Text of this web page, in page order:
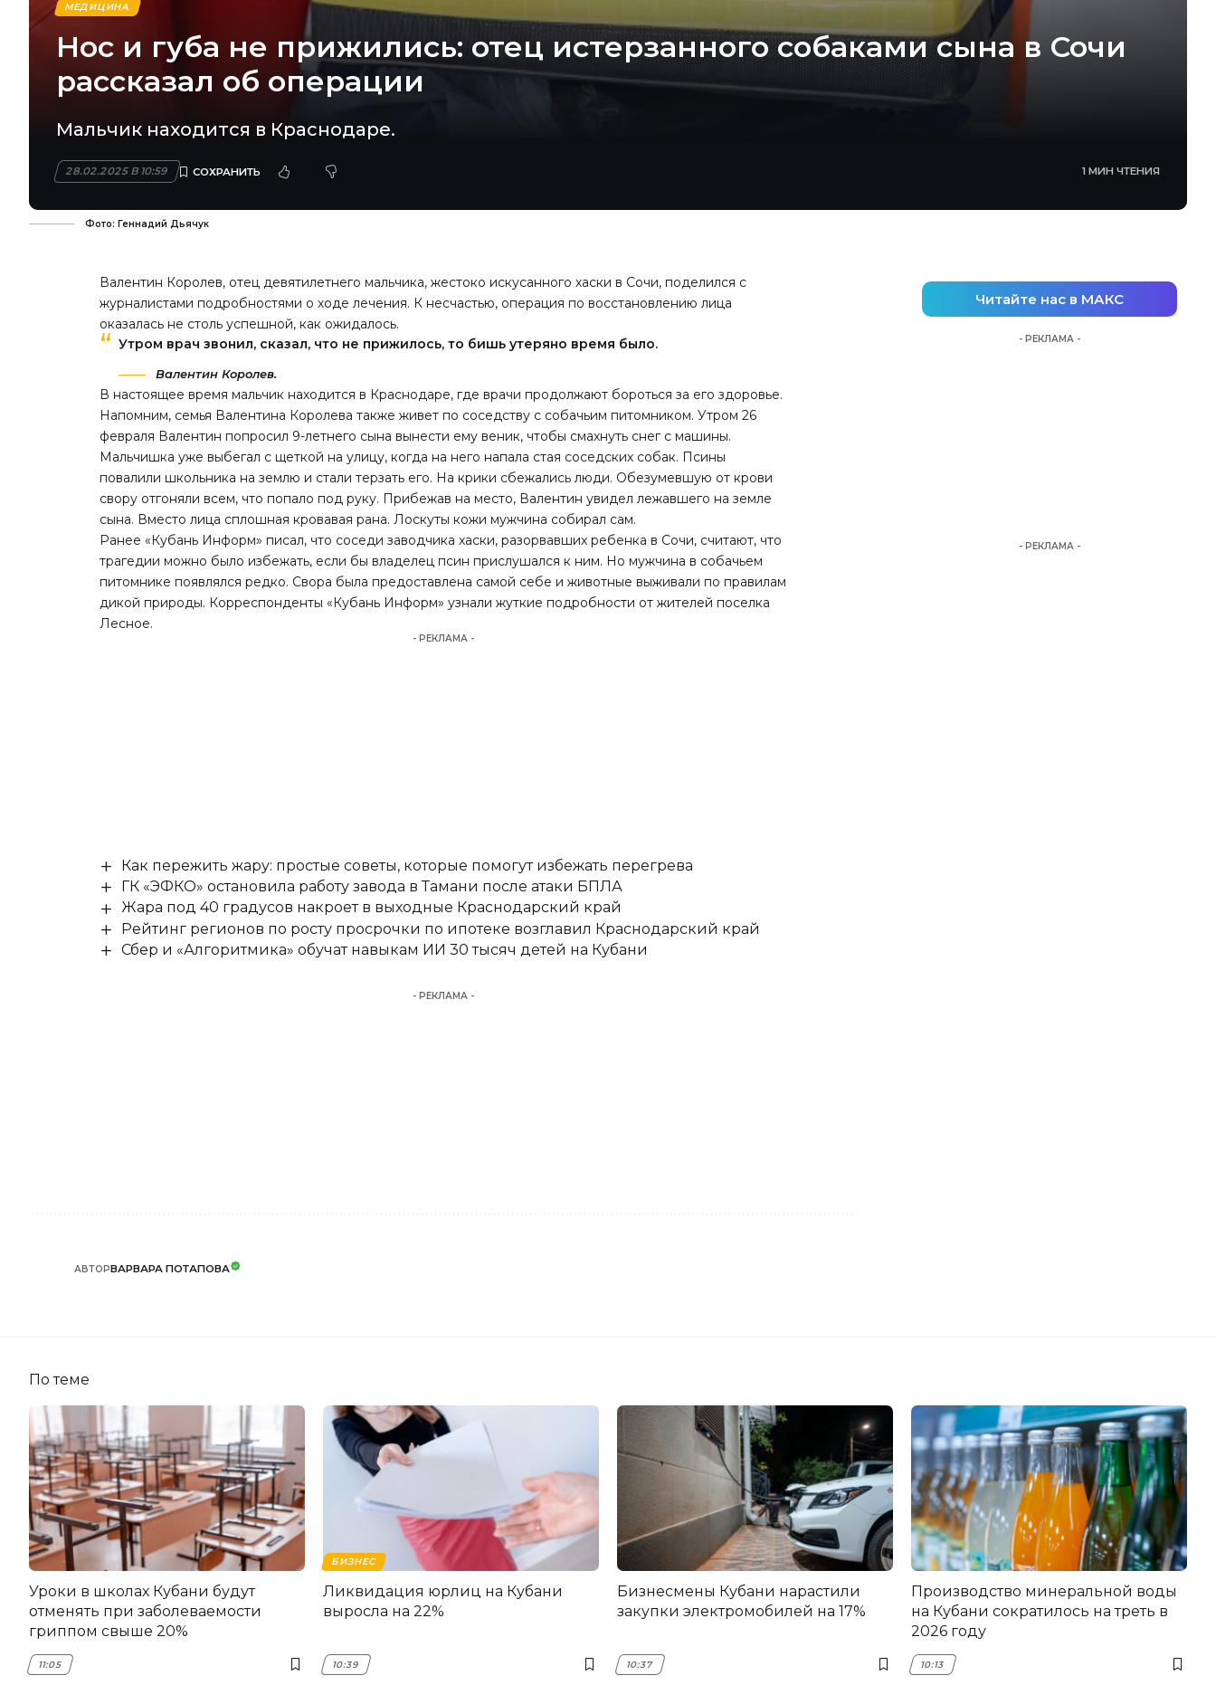
МЕДИЦИНА
Нос и губа не прижились: отец истерзанного собаками сына в Сочи
рассказал об операции
Мальчик находится в Краснодаре.
28.02.2025 В 10:59 1 МИН ЧТЕНИЯ
Фото: Геннадий Дьячук
Валентин Королев, отец девятилетнего мальчика, жестоко искусанного хаски в Сочи, поделился с
журналистами подробностями о ходе лечения. К несчастью, операция по восстановлению лица
оказалась не столь успешной, как ожидалось.
Утром врач звонил, сказал, что не прижилось, то бишь утеряно время было.
Валентин Королев.
В настоящее время мальчик находится в Краснодаре, где врачи продолжают бороться за его здоровье.
Напомним, семья Валентина Королева также живет по соседству с собачьим питомником. Утром 26
февраля Валентин попросил 9-летнего сына вынести ему веник, чтобы смахнуть снег с машины.
Мальчишка уже выбегал с щеткой на улицу, когда на него напала стая соседских собак. Псины
повалили школьника на землю и стали терзать его. На крики сбежались люди. Обезумевшую от крови
свору отгоняли всем, что попало под руку. Прибежав на место, Валентин увидел лежавшего на земле
сына. Вместо лица сплошная кровавая рана. Лоскуты кожи мужчина собирал сам.
Ранее «Кубань Информ» писал, что соседи заводчика хаски, разорвавших ребенка в Сочи, считают, что
трагедии можно было избежать, если бы владелец псин прислушался к ним. Но мужчина в собачьем
питомнике появлялся редко. Свора была предоставлена самой себе и животные выживали по правилам
дикой природы. Корреспонденты «Кубань Информ» узнали жуткие подробности от жителей поселка
Лесное.
- РЕКЛАМА -
Как пережить жару: простые советы, которые помогут избежать перегрева
ГК «ЭФКО» остановила работу завода в Тамани после атаки БПЛА
Жара под 40 градусов накроет в выходные Краснодарский край
Рейтинг регионов по росту просрочки по ипотеке возглавил Краснодарский край
Сбер и «Алгоритмика» обучат навыкам ИИ 30 тысяч детей на Кубани
- РЕКЛАМА -
АВТОРВАРВАРА ПОТАПОВА
Читайте нас в МАКС
- РЕКЛАМА -
- РЕКЛАМА -
По теме
Уроки в школах Кубани будут
отменять при заболеваемости
гриппом свыше 20%
11:05
БИЗНЕС
Ликвидация юрлиц на Кубани
выросла на 22%
10:39
Бизнесмены Кубани нарастили
закупки электромобилей на 17%
10:37
Производство минеральной воды
на Кубани сократилось на треть в
2026 году
10:13